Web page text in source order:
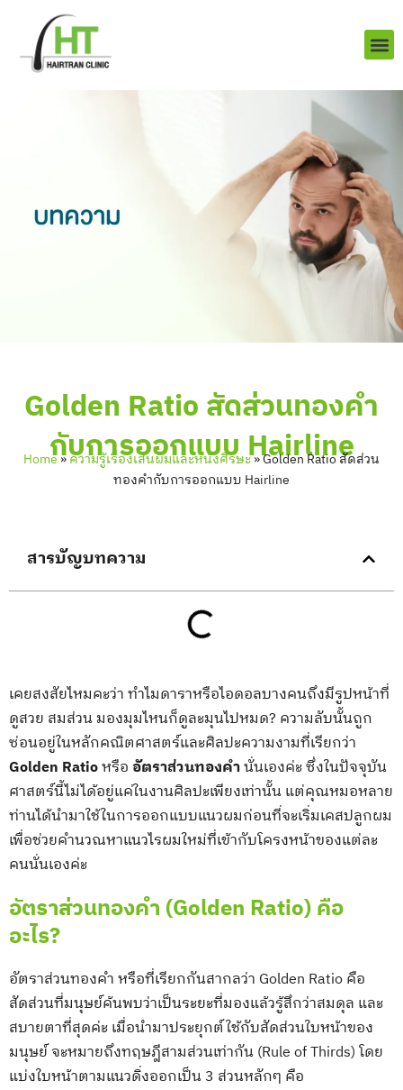
content
Golden Ratio สัดส่วนทองคำ
กับการออกแบบ Hairline
Home»ความรู้เรื่องเส้นผมและหนังศีรษะ»Golden Ratio สัดส่วน
ทองคำกับการออกแบบ Hairline
สารบัญบทความ
เคยสงสัยไหมคะว่า ทำไมดาราหรือไอดอลบางคนถึงมีรูปหน้าที่
ดูสวย สมส่วน มองมุมไหนก็ดูละมุนไปหมด? ความลับนั้นถูก
ซ่อนอยู่ในหลักคณิตศาสตร์และศิลปะความงามที่เรียกว่า
Golden Ratioหรืออัตราส่วนทองคำนั่นเองค่ะ ซึ่งในปัจจุบัน
ศาสตร์นี้ไม่ได้อยู่แค่ในงานศิลปะเพียงเท่านั้น แต่คุณหมอหลาย
ท่านได้นำมาใช้ในการออกแบบแนวผมก่อนที่จะเริ่มเคสปลูกผม
เพื่อช่วยคำนวณหาแนวไรผมใหม่ที่เข้ากับโครงหน้าของแต่ละ
คนนั่นเองค่ะ
อัตราส่วนทองคำ (Golden Ratio) คือ
อะไร?
อัตราส่วนทองคำ หรือที่เรียกกันสากลว่า Golden Ratio คือ
สัดส่วนที่มนุษย์ค้นพบว่าเป็นระยะที่มองแล้วรู้สึกว่าสมดุล และ
สบายตาที่สุดค่ะ เมื่อนำมาประยุกต์ใช้กับสัดส่วนใบหน้าของ
มนุษย์ จะหมายถึงทฤษฎีสามส่วนเท่ากัน (Rule of Thirds) โดย
แบ่งใบหน้าตามแนวดิ่งออกเป็น 3 ส่วนหลักๆ คือ